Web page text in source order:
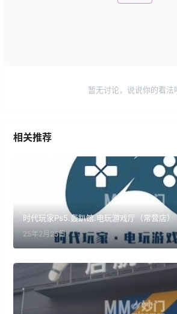
暂无讨论，说说你的看法
相关推荐
时代玩家Ps5.轰趴馆.电玩游戏厅（常营店）
25年2月25日